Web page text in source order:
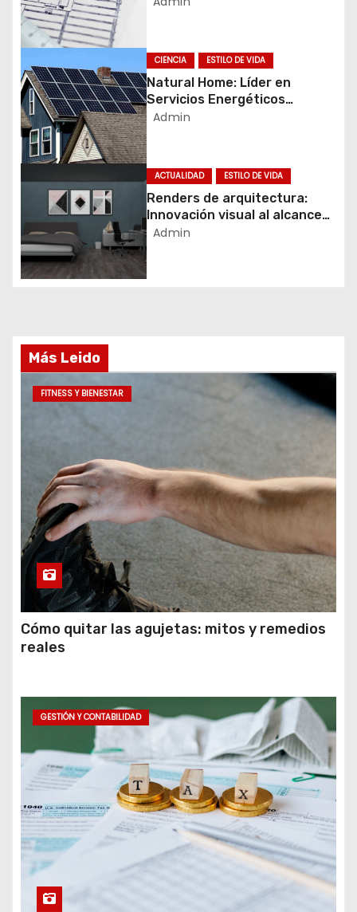
n
d
e
e
n
t
r
a
d
CIENCIA ESTILO DE VIDA
Natural Home: Líder en
Servicios Energéticos
Sustentables
Admin
ACTUALIDAD ESTILO DE VIDA
Renders de arquitectura:
Innovación visual al alcance
de tu mano
Admin
Más Leido
FITNESS Y BIENESTAR
Cómo quitar las agujetas: mitos y remedios
reales
GESTIÓN Y CONTABILIDAD